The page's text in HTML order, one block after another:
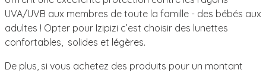
UVA/UVB aux membres de toute la famille - des bébés aux
adultes ! Opter pour Izipizi c’est choisir des lunettes
confortables, solides et légères.
De plus, si vous achetez des produits pour un montant